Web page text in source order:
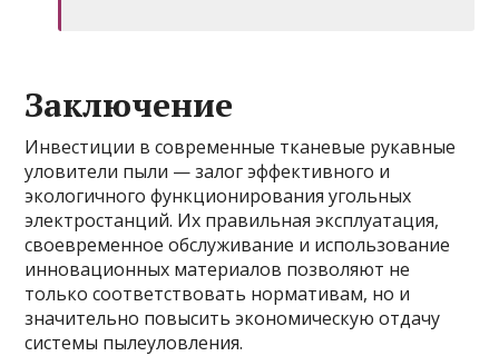
Заключение
Инвестиции в современные тканевые рукавные
уловители пыли — залог эффективного и
экологичного функционирования угольных
электростанций. Их правильная эксплуатация,
своевременное обслуживание и использование
инновационных материалов позволяют не
только соответствовать нормативам, но и
значительно повысить экономическую отдачу
системы пылеуловления.